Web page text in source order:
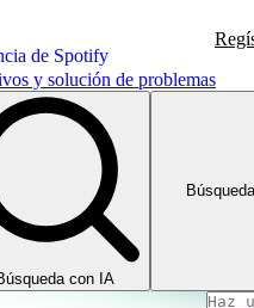
de Spotify
y solución de problemas
con IA